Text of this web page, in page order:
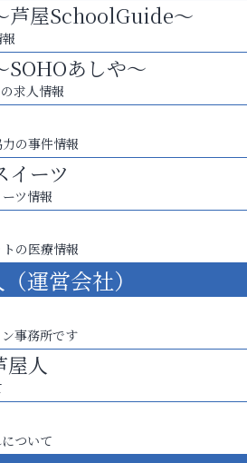
芦屋SchoolGuide～
SOHOあしや～
求人情報
の事件情報
イーツ
ツ情報
の医療情報
運営会社）
事務所です
屋人
ついて